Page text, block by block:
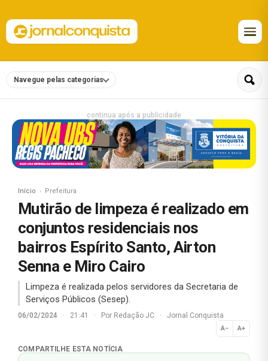
Navegue pelas categorias
continua após a publicidade
Início Prefeitura
Mutirão de limpeza é realizado em
conjuntos residenciais nos
bairros Espírito Santo, Airton
Senna e Miro Cairo
Limpeza é realizada pelos servidores da Secretaria de
Serviços Públicos (Sesep).
06/02/2024 · 21:41 · Por Redação JC · Jornal Conquista
A− A+
Normal
COMPARTILHE ESTA NOTÍCIA